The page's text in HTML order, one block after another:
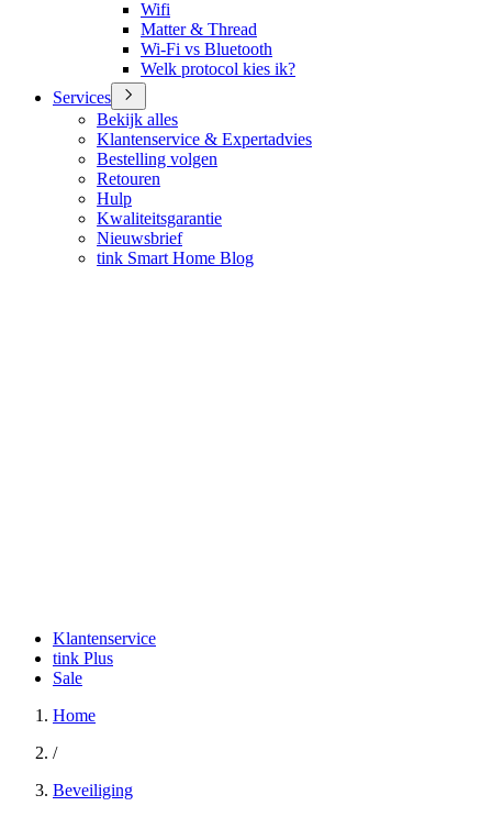
Wifi
Matter & Thread
Wi-Fi vs Bluetooth
Welk protocol kies ik?
Services
Bekijk alles
Klantenservice & Expertadvies
Bestelling volgen
Retouren
Hulp
Kwaliteitsgarantie
Nieuwsbrief
tink Smart Home Blog
Klantenservice
tink Plus
Sale
Home
/
Beveiliging